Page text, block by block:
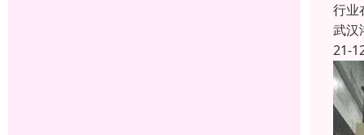
行业
武汉
21-